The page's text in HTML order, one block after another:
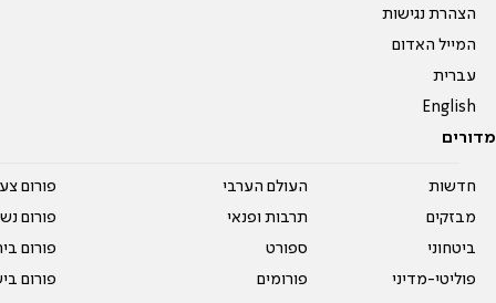
הצהרת נגישות
המייל האדום
עברית
English
מדורים
חדשות
מבזקים
ביטחוני
פוליטי-מדיני
העולם הערבי
תרבות ופנאי
ספורט
פורומים
פורום
פורום
פורום
פורום